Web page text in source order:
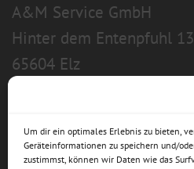
Um dir ein optimales Erlebnis zu bieten,
Geräteinformationen zu speichern und/
zustimmst, können wir Daten wie das
A&M Service GmbH
Hinter dem Entenpfuhl
65604 Elz